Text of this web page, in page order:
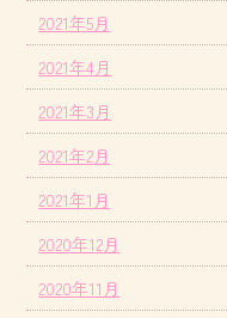
2021年5月
2021年4月
2021年3月
2021年2月
2021年1月
2020年12月
2020年11月